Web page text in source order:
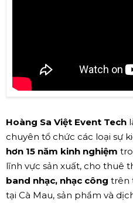
Hoàng Sa Việt Event Tech
chuyên tổ chức các loại sự
hơn 15 năm kinh nghiệm
lĩnh vực sản xuất, cho thuê
band nhạc, nhạc công trên
tại Cà Mau, sản phẩm và